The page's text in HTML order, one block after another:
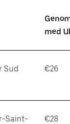
med
Sud
€26
Saint-
€28